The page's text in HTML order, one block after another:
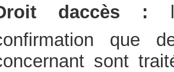
daccès :
que
sont